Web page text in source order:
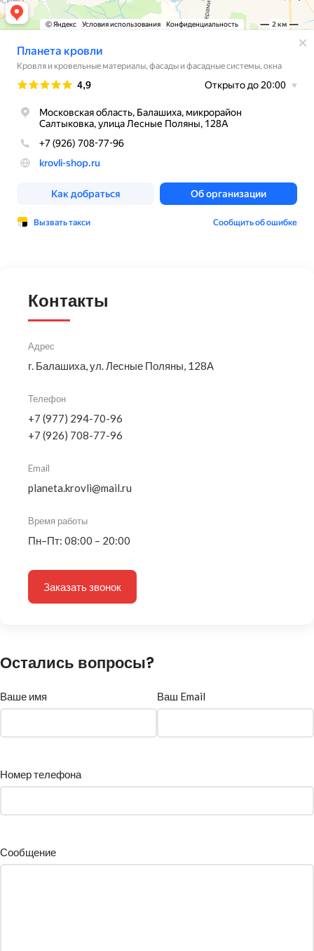
Контакты
Адрес
г. Балашиха, ул. Лесные Поляны, 128А
Телефон
+7 (977) 294-70-96
+7 (926) 708-77-96
Email
planeta.krovli@mail.ru
Время работы
Пн–Пт: 08:00 – 20:00
Заказать звонок
Остались вопросы?
Ваше имя Ваш Email
Номер телефона
Сообщение